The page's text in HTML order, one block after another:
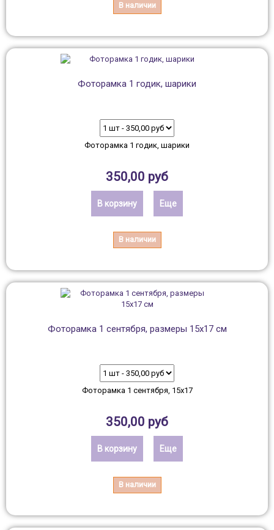
В наличии
Фоторамка 1 годик, шарики
Фоторамка 1 годик, шарики
350,00 руб
В корзину Еще
В наличии
Фоторамка 1 сентября, размеры 15х17 см
Фоторамка 1 сентября, 15х17
350,00 руб
В корзину Еще
В наличии